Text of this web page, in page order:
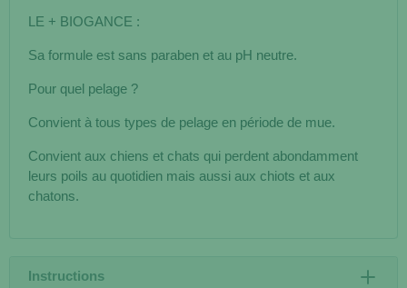
LE + BIOGANCE :
Sa formule est sans paraben et au pH neutre.
Pour quel pelage ?
Convient à tous types de pelage en période de mue.
Convient aux chiens et chats qui perdent abondamment
leurs poils au quotidien mais aussi aux chiots et aux
chatons.
Instructions